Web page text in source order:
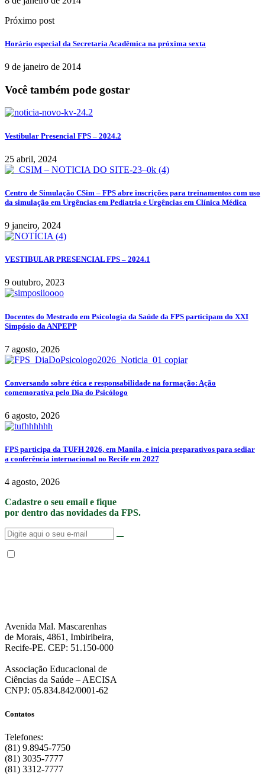
Próximo post
Horário especial da Secretaria Acadêmica na próxima sexta
9 de janeiro de 2014
Você também pode gostar
Vestibular Presencial FPS – 2024.2
25 abril, 2024
Centro de Simulação CSim – FPS abre inscrições para treinamentos com uso
da simulação em Urgências em Pediatria e Urgências em Clínica Médica
9 janeiro, 2024
VESTIBULAR PRESENCIAL FPS – 2024.1
9 outubro, 2023
Docentes do Mestrado em Psicologia da Saúde da FPS participam do XXI
Simpósio da ANPEPP
7 agosto, 2026
Conversando sobre ética e responsabilidade na formação: Ação
comemorativa pelo Dia do Psicólogo
6 agosto, 2026
FPS participa da TUFH 2026, em Manila, e inicia preparativos para sediar
a conferência internacional no Recife em 2027
4 agosto, 2026
Cadastre o seu email e fique
por dentro das novidades da FPS.
Avenida Mal. Mascarenhas
de Morais, 4861, Imbiribeira,
Recife-PE. CEP: 51.150-000
Associação Educacional de
Ciências da Saúde – AECISA
CNPJ: 05.834.842/0001-62
Contatos
Telefones:
(81) 9.8945-7750
(81) 3035-7777
(81) 3312-7777